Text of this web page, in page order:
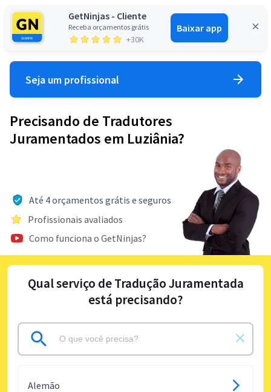
GetNinjas - Cliente
Receba orçamentos grátis
+30K
Baixar app
Entrar
Seja um profissional
Precisando de Tradutores
Juramentados em Luziânia?
Até 4 orçamentos grátis e seguros
Profissionais avaliados
Como funciona o GetNinjas?
Qual serviço de Tradução Juramentada
está precisando?
Alemão